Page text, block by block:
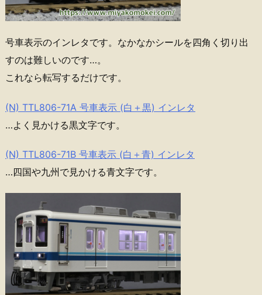
号車表示のインレタです。なかなかシールを四角く切り出
すのは難しいのです…。
これなら転写するだけです。
(N) TTL806-71A 号車表示 (白＋黒) インレタ
…よく見かける黒文字です。
(N) TTL806-71B 号車表示 (白＋青) インレタ
…四国や九州で見かける青文字です。